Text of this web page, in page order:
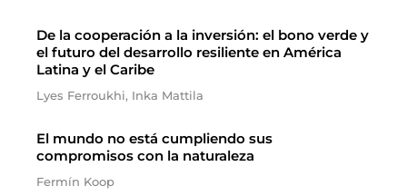
De la cooperación a la inversión: el bono verde y
el futuro del desarrollo resiliente en América
Latina y el Caribe
Lyes Ferroukhi, Inka Mattila
El mundo no está cumpliendo sus
compromisos con la naturaleza
Fermín Koop